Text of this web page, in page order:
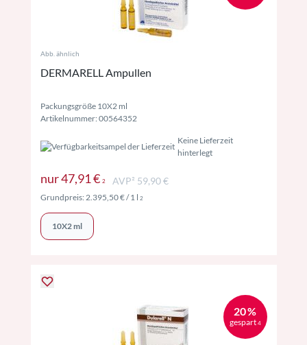
Abb. ähnlich
DERMARELL Ampullen
Packungsgröße 10X2 ml
Artikelnummer: 00564352
Keine Lieferzeit
hinterlegt
nur47,91 € 2Preise inkl. MwSt. ggf. zzgl. Versand
AVP² 59,90 €
Grundpreis:2.395,50 €/ 1 l 2Preise inkl. MwSt. ggf. zzgl. Versand
10X2 ml
20 %
gespart 4